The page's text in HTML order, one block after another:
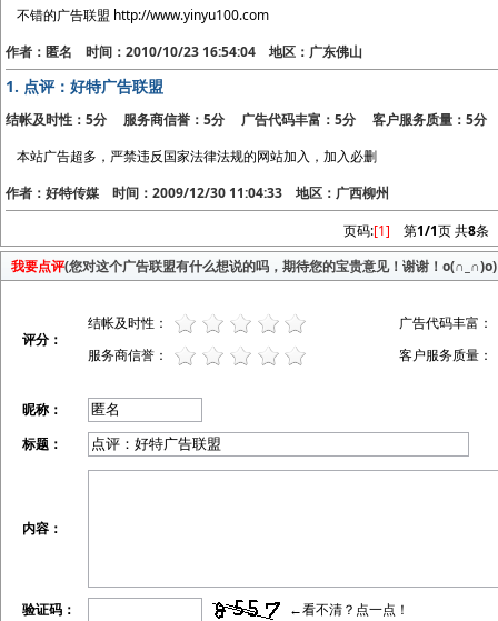
不错的广告联盟 http://www.yinyu100.com
作者：匿名 时间：2010/10/23 16:54:04 地区：广东佛山
1. 点评：好特广告联盟
结帐及时性：5分 服务商信誉：5分 广告代码丰富：5分 客户服务质量：5分
本站广告超多，严禁违反国家法律法规的网站加入，加入必删
作者：好特传媒 时间：2009/12/30 11:04:33 地区：广西柳州
页码:[1] 第1/1页 共8条
我要点评(您对这个广告联盟有什么想说的吗，期待您的宝贵意见！谢谢！o(∩_∩)o)
评分：
结帐及时性：
广告代码丰富：
服务商信誉：
客户服务质量：
昵称：
标题：
内容：
验证码： ←看不清？点一点！